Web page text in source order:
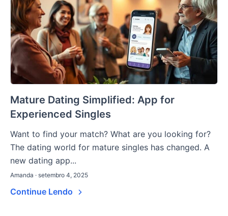
Mature Dating Simplified: App for
Experienced Singles
Want to find your match? What are you looking for?
The dating world for mature singles has changed. A
new dating app...
Amanda · setembro 4, 2025
Continue Lendo